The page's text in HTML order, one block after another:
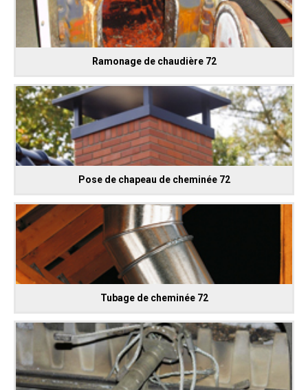
Ramonage de chaudière 72
Pose de chapeau de cheminée 72
Tubage de cheminée 72